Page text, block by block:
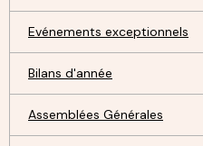
Evénements exceptionnels
Bilans d'année
Assemblées Générales